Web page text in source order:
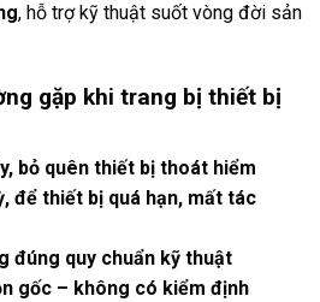
, hỗ trợ kỹ thuật suốt vòng đời sản
gặp khi trang bị thiết bị
bỏ quên thiết bị thoát hiểm
để thiết bị quá hạn, mất tác
đúng quy chuẩn kỹ thuật
gốc – không có kiểm định